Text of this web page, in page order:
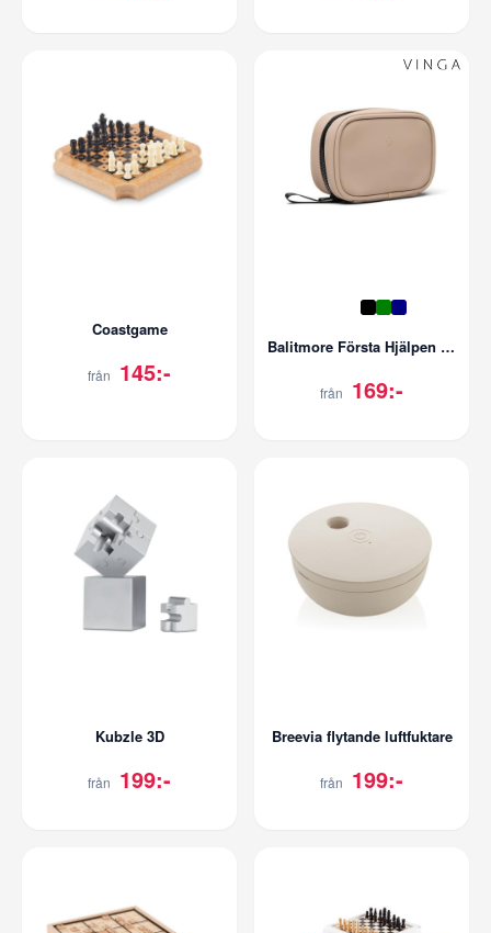
Coastgame
från 145:-
Balitmore Första Hjälpen kit
från 169:-
Kubzle 3D
från 199:-
Breevia flytande luftfuktare
från 199:-